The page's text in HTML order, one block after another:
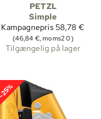
PETZL
Simple
Kampagnepris58,78 €
(46,84 €, moms2 0)
Tilgængelig på lager
-25%